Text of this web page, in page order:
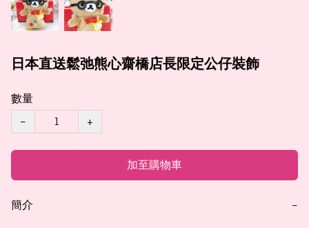
日本直送鬆弛熊心齋橋店長限定公仔裝飾
數量
−
+
加至購物車
簡介 −